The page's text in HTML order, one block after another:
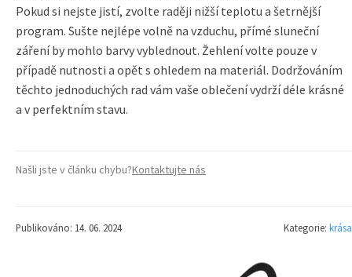
Pokud si nejste jistí, zvolte raději nižší teplotu a šetrnější
program. Sušte nejlépe volně na vzduchu, přímé sluneční
záření by mohlo barvy vyblednout. Žehlení volte pouze v
případě nutnosti a opět s ohledem na materiál. Dodržováním
těchto jednoduchých rad vám vaše oblečení vydrží déle krásné
a v perfektním stavu.
Našli jste v článku chybu?Kontaktujte nás
Publikováno: 14. 06. 2024 Kategorie: krása